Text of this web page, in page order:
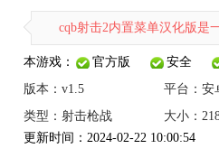
cqb射击2内置菜单汉化版是一
本游戏： 官方版 安全
版本：v1.5
平台： 安
类型：射击枪战
大小：
更新时间：2024-02-22 10:00:54